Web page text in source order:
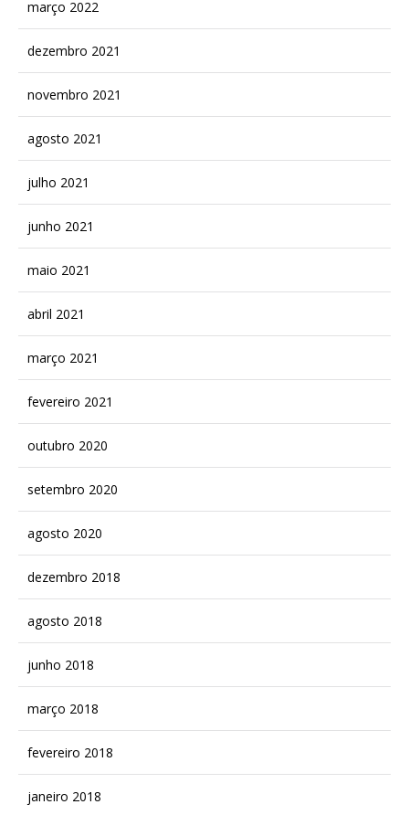
março 2022
dezembro 2021
novembro 2021
agosto 2021
julho 2021
junho 2021
maio 2021
abril 2021
março 2021
fevereiro 2021
outubro 2020
setembro 2020
agosto 2020
dezembro 2018
agosto 2018
junho 2018
março 2018
fevereiro 2018
janeiro 2018